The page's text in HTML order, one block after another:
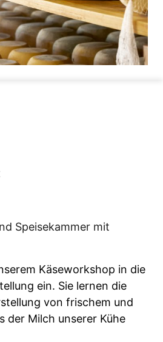
Speisekammer mit
Käseworkshop in die
ein. Sie lernen die
von frischem und
der Milch unserer Kühe